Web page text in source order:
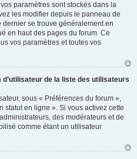
paramètres sont stockés dans la
les modifier depuis le panneau de
dernier se trouve généralement en
en haut des pages du forum. Ce
vos paramètres et toutes vos
de la liste des utilisateurs
sous « Préférences du forum »,
statut en ligne ». Si vous activez cette
des modérateurs et de
comme étant un utilisateur